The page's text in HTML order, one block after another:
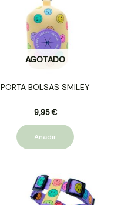
AGOTADO
PORTA BOLSAS SMILEY
9,95€
Añadir
Este
producto